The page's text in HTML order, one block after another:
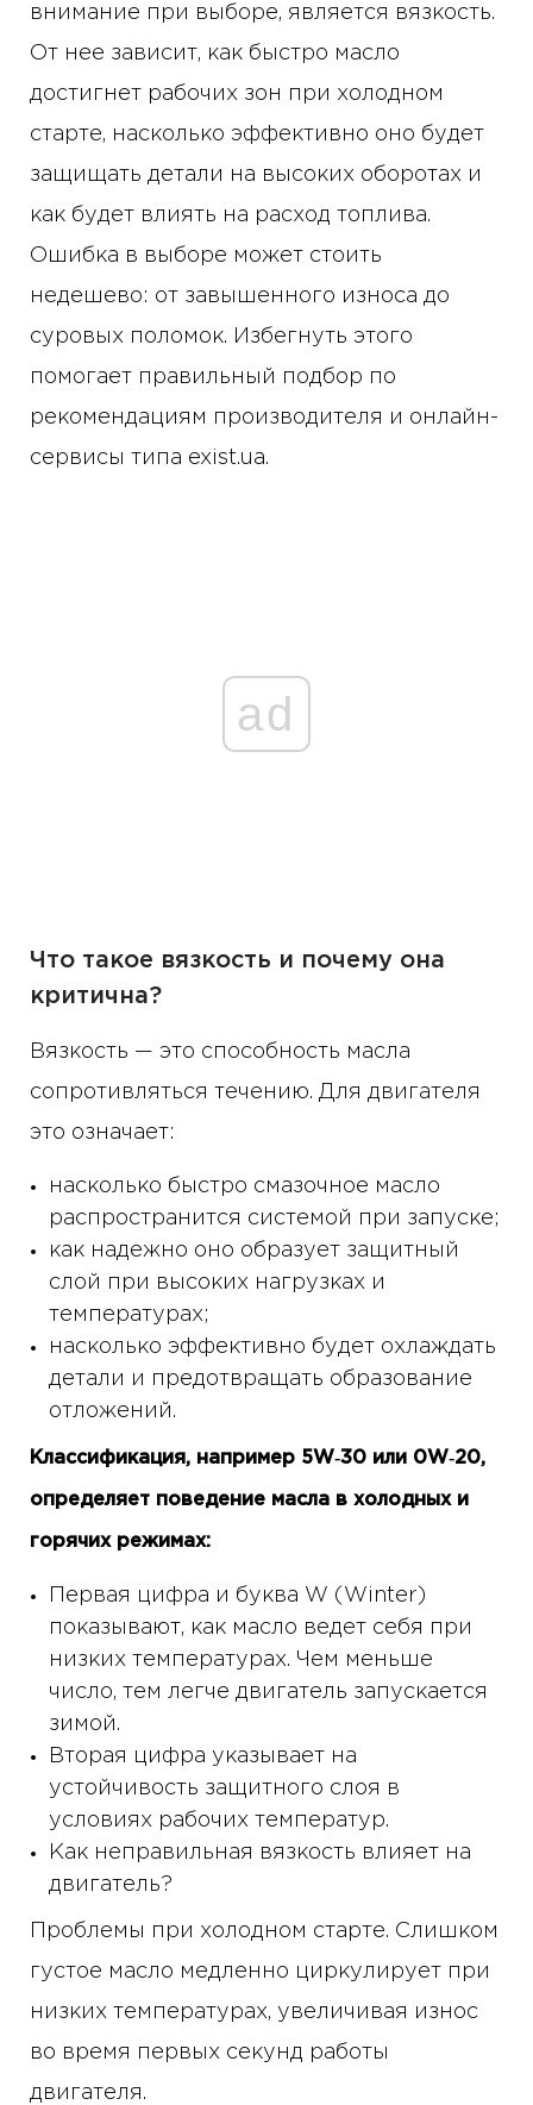
внимание при выборе, является вязкость.
От нее зависит, как быстро масло
достигнет рабочих зон при холодном
старте, насколько эффективно оно будет
защищать детали на высоких оборотах и
как будет влиять на расход топлива.
Ошибка в выборе может стоить
недешево: от завышенного износа до
суровых поломок. Избегнуть этого
помогает правильный подбор по
рекомендациям производителя и онлайн-
сервисы типа exist.ua.
ad
Что такое вязкость и почему она
критична?
Вязкость — это способность масла
сопротивляться течению. Для двигателя
это означает:
насколько быстро смазочное масло
распространится системой при запуске;
как надежно оно образует защитный
слой при высоких нагрузках и
температурах;
насколько эффективно будет охлаждать
детали и предотвращать образование
отложений.
Классификация, например 5W‑30 или 0W‑20,
определяет поведение масла в холодных и
горячих режимах:
Первая цифра и буква W (Winter)
показывают, как масло ведет себя при
низких температурах. Чем меньше
число, тем легче двигатель запускается
зимой.
Вторая цифра указывает на
устойчивость защитного слоя в
условиях рабочих температур.
Как неправильная вязкость влияет на
двигатель?
Проблемы при холодном старте. Слишком
густое масло медленно циркулирует при
низких температурах, увеличивая износ
во время первых секунд работы
двигателя.